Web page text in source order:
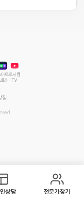
마트
토어
로시컴
TV
침
상담 전문가찾기